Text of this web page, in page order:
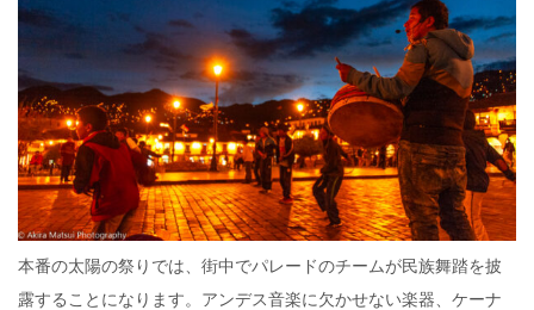
本番の太陽の祭りでは、街中でパレードのチームが民族舞踏を披
露することになります。アンデス音楽に欠かせない楽器、ケーナ